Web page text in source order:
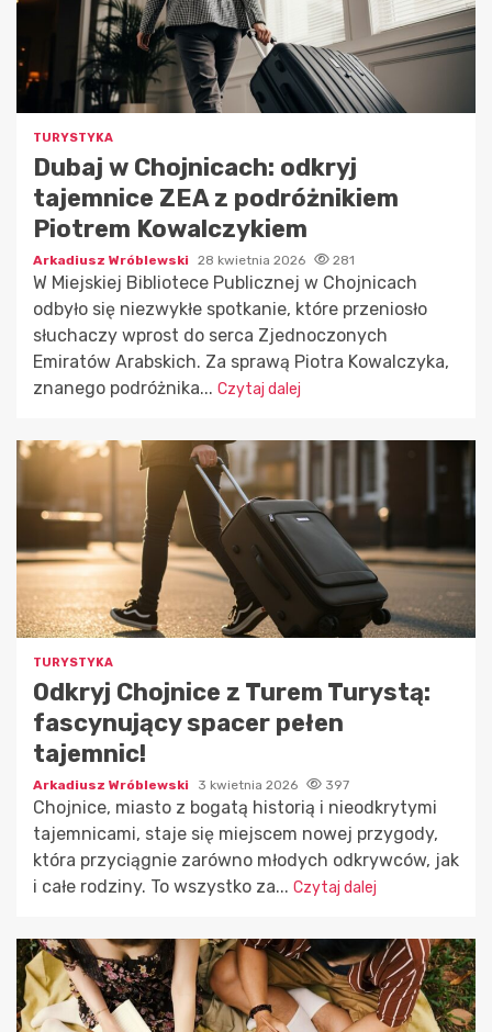
TURYSTYKA
Dubaj w Chojnicach: odkryj
tajemnice ZEA z podróżnikiem
Piotrem Kowalczykiem
Arkadiusz Wróblewski 28 kwietnia 2026 281
W Miejskiej Bibliotece Publicznej w Chojnicach
odbyło się niezwykłe spotkanie, które przeniosło
słuchaczy wprost do serca Zjednoczonych
Emiratów Arabskich. Za sprawą Piotra Kowalczyka,
znanego podróżnika... Czytaj dalej
TURYSTYKA
Odkryj Chojnice z Turem Turystą:
fascynujący spacer pełen
tajemnic!
Arkadiusz Wróblewski 3 kwietnia 2026 397
Chojnice, miasto z bogatą historią i nieodkrytymi
tajemnicami, staje się miejscem nowej przygody,
która przyciągnie zarówno młodych odkrywców, jak
i całe rodziny. To wszystko za... Czytaj dalej